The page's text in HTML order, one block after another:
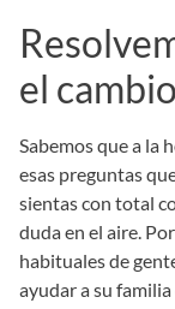
el
Sabemos que a la
esas preguntas
sientas con total
duda en el aire.
habituales de
ayudar a su